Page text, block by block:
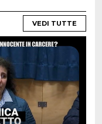
VEDI TUTTE